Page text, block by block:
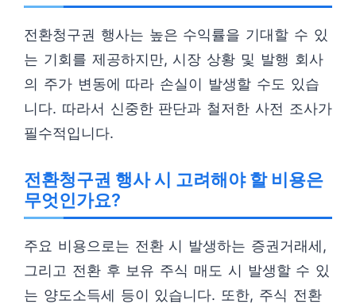
전환청구권 행사는 높은 수익률을 기대할 수 있
는 기회를 제공하지만, 시장 상황 및 발행 회사
의 주가 변동에 따라 손실이 발생할 수도 있습
니다. 따라서 신중한 판단과 철저한 사전 조사가
필수적입니다.
전환청구권 행사 시 고려해야 할 비용은
무엇인가요?
주요 비용으로는 전환 시 발생하는 증권거래세,
그리고 전환 후 보유 주식 매도 시 발생할 수 있
는 양도소득세 등이 있습니다. 또한, 주식 전환